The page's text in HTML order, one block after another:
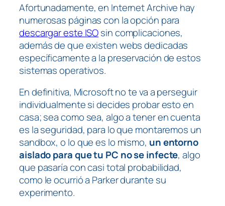
Afortunadamente, en Internet Archive hay
numerosas páginas con la opción para
descargar este ISOsin complicaciones,
además de que existen webs dedicadas
específicamente a la preservación de estos
sistemas operativos.
En definitiva, Microsoft no te va a perseguir
individualmente si decides probar esto en
casa; sea como sea, algo a tener en cuenta
es la seguridad, para lo que montaremos un
sandbox, o lo que es lo mismo, un entorno
aislado para que tu PC no se infecte, algo
que pasaría con casi total probabilidad,
como le ocurrió a Parker durante su
experimento.